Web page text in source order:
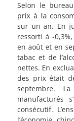
Selon le
prix à la
sur un an. En
ressorti à -
en août et en
tabac et de
nettes. En
des prix était
septembre.
manufacturés
consécutif.